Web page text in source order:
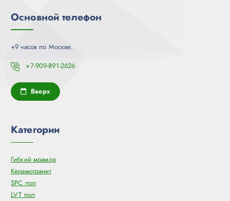
Основной телефон
+9 часов по Москве.
+7-909-891-2626
Вверх
Категории
Гибкий мрамор
Керамогранит
SPC пол
LVT пол